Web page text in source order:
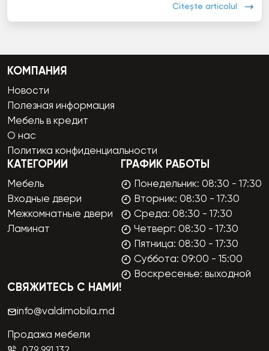
Citește articolul
КОМПАНИЯ
Новости
Полезная информация
Мебель в кредит
О нас
Политика конфиденциальности
КАТЕГОРИИ
Мебель
Входные двери
Межкомнатные двери
Ламинат
ГРАФИК РАБОТЫ
Понедельник: 08:30 - 17:30
Вторник: 08:30 - 17:30
Среда: 08:30 - 17:30
Четверг: 08:30 - 17:30
Пятница: 08:30 - 17:30
Суббота: 09:00 - 15:00
Воскресенье: выходной
СВЯЖИТЕСЬ С НАМИ!
info@valdimobila.md
Продажа мебели